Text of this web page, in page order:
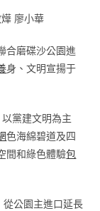
廖小華
合磨碟沙公園進
身、文明宣揚于
黨建文明為主
色海綿碧道及四
間和綠色體驗包
從公園主進口延長